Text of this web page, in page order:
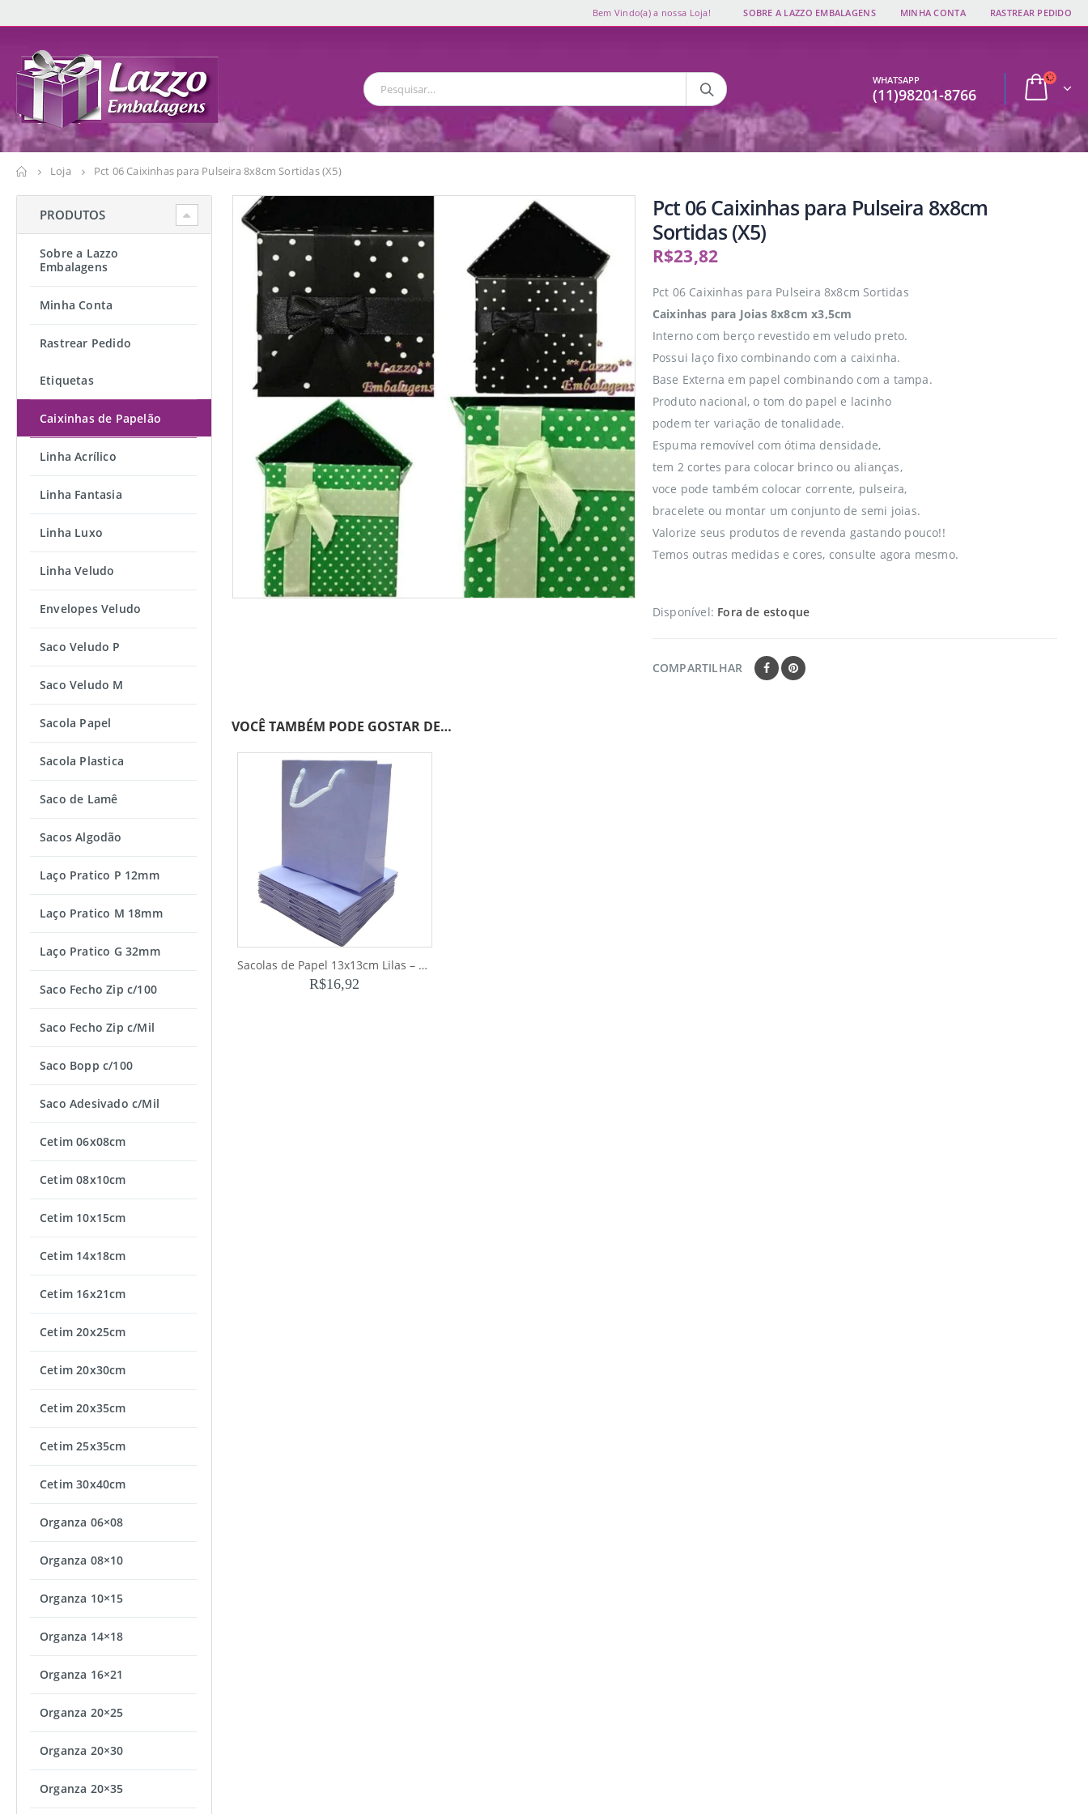
Bem Vindo(a) a nossa Loja! SOBRE A LAZZO EMBALAGENS MINHA CONTA RASTREAR PEDIDO
WHATSAPP
(11)98201-8766
Loja Pct 06 Caixinhas para Pulseira 8x8cm Sortidas (X5)
Pct 06 Caixinhas para Pulseira 8x8cm
Sortidas (X5)
R$23,82
Pct 06 Caixinhas para Pulseira 8x8cm Sortidas
Caixinhas para Joias 8x8cm x3,5cm
Interno com berço revestido em veludo preto.
Possui laço fixo combinando com a caixinha.
Base Externa em papel combinando com a tampa.
Produto nacional, o tom do papel e lacinho
podem ter variação de tonalidade.
Espuma removível com ótima densidade,
tem 2 cortes para colocar brinco ou alianças,
voce pode também colocar corrente, pulseira,
bracelete ou montar um conjunto de semi joias.
Valorize seus produtos de revenda gastando pouco!!
Temos outras medidas e cores, consulte agora mesmo.
Disponível: Fora de estoque
COMPARTILHAR
VOCÊ TAMBÉM PODE GOSTAR DE…
Sacolas de Papel 13x13cm Lilas – 10pçs
R$16,92
PRODUTOS
Sobre a Lazzo
Embalagens
Minha Conta
Rastrear Pedido
Etiquetas
Caixinhas de Papelão
Linha Acrílico
Linha Fantasia
Linha Luxo
Linha Veludo
Envelopes Veludo
Saco Veludo P
Saco Veludo M
Sacola Papel
Sacola Plastica
Saco de Lamê
Sacos Algodão
Laço Pratico P 12mm
Laço Pratico M 18mm
Laço Pratico G 32mm
Saco Fecho Zip c/100
Saco Fecho Zip c/Mil
Saco Bopp c/100
Saco Adesivado c/Mil
Cetim 06x08cm
Cetim 08x10cm
Cetim 10x15cm
Cetim 14x18cm
Cetim 16x21cm
Cetim 20x25cm
Cetim 20x30cm
Cetim 20x35cm
Cetim 25x35cm
Cetim 30x40cm
Organza 06×08
Organza 08×10
Organza 10×15
Organza 14×18
Organza 16×21
Organza 20×25
Organza 20×30
Organza 20×35